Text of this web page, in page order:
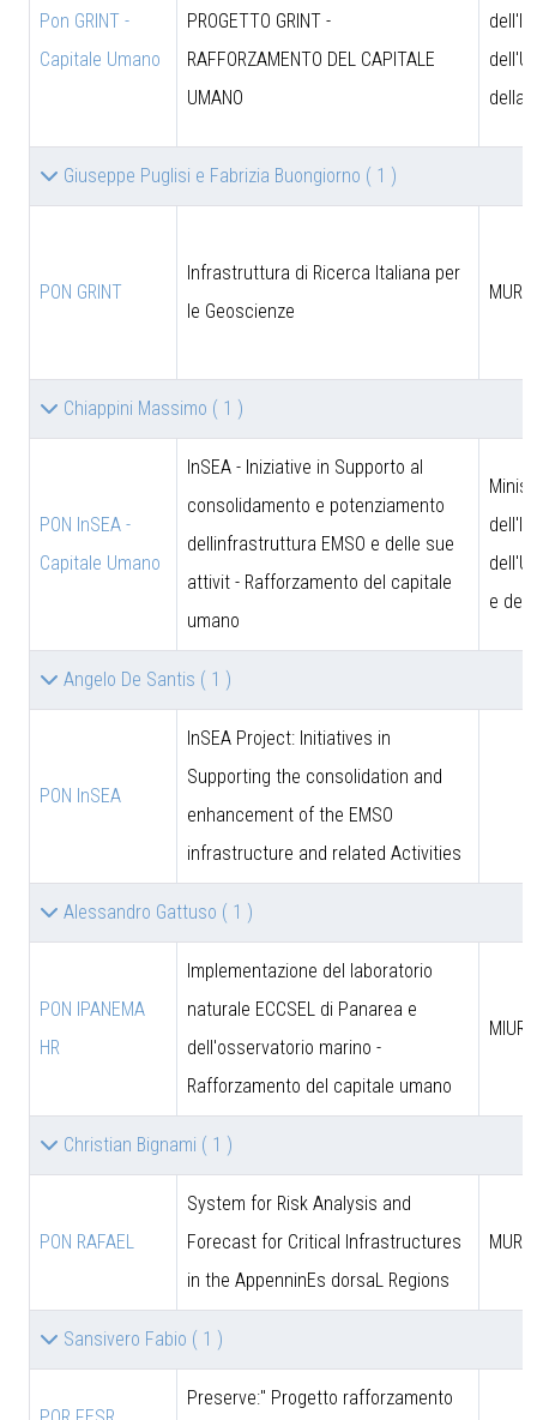
Pon GRINT -
Capitale Umano
PROGETTO GRINT -
RAFFORZAMENTO DEL CAPITALE
UMANO
della
Giuseppe Puglisi e Fabrizia Buongiorno ( 1 )
PON GRINT
Infrastruttura di Ricerca Italiana per
le Geoscienze
MUR
Chiappini Massimo ( 1 )
PON InSEA -
Capitale Umano
InSEA - Iniziative in Supporto al
consolidamento e potenziamento
dellinfrastruttura EMSO e delle sue
attivit - Rafforzamento del capitale
umano
e
Angelo De Santis ( 1 )
PON InSEA
InSEA Project: Initiatives in
Supporting the consolidation and
enhancement of the EMSO
infrastructure and related Activities
Alessandro Gattuso ( 1 )
PON IPANEMA
HR
Implementazione del laboratorio
naturale ECCSEL di Panarea e
dell'osservatorio marino -
Rafforzamento del capitale umano
MIUR
Christian Bignami ( 1 )
PON RAFAEL
System for Risk Analysis and
Forecast for Critical Infrastructures
in the AppenninEs dorsaL Regions
MUR
Sansivero Fabio ( 1 )
Preserve:" Progetto rafforzamento